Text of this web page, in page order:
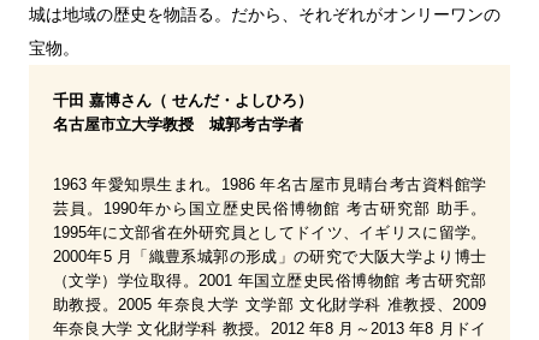
城は地域の歴史を物語る。だから、それぞれがオンリーワンの
宝物。
千田 嘉博さん（ せんだ・よしひろ）
名古屋市立大学教授 城郭考古学者
1963 年愛知県生まれ。1986 年名古屋市見晴台考古資料館学
芸員。1990年から国立歴史民俗博物館 考古研究部 助手。
1995年に文部省在外研究員としてドイツ、イギリスに留学。
2000年5 月「織豊系城郭の形成」の研究で大阪大学より博士
（文学）学位取得。2001 年国立歴史民俗博物館 考古研究部
助教授。2005 年奈良大学 文学部 文化財学科 准教授、2009
年奈良大学 文化財学科 教授。2012 年8 月～2013 年8 月ドイ